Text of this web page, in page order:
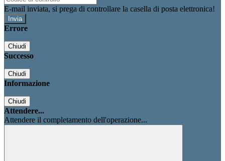
E-mail inviata, si prega di controllare la casella di posta elettronica!
Errore
Chiudi
Successo
Chiudi
Informazione
Chiudi
Attendere...
Attendere il completamento dell'operazione...